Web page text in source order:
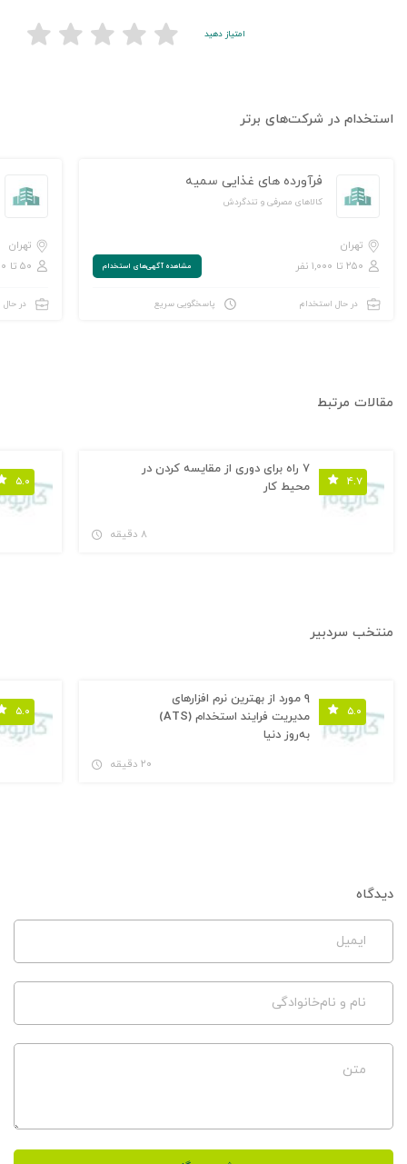
امتیاز دهید
استخدام در شرکت‌های برتر
فرآورده های غذایی سمیه
کالاهای مصرفی و تندگردش
تهران
۲۵۰ تا ۱,۰۰۰ نفر
مشاهده‌ آگهی‌های استخدام
در حال استخدام پاسخگویی سریع
تهران
۵۰ تا ۲۵۰ نفر
در
مقالات مرتبط
۴.۷
۷ راه برای دوری از مقایسه کردن در
محیط کار
۸ دقیقه
۵.۰
منتخب سردبیر
۵.۰
۹ مورد از بهترین نرم افزارهای
مدیریت فرایند استخدام (ATS)
به‌روز دنیا
۲۰ دقیقه
۵.۰
دیدگاه
ایمیل
نام و نام‌خانوادگی
متن